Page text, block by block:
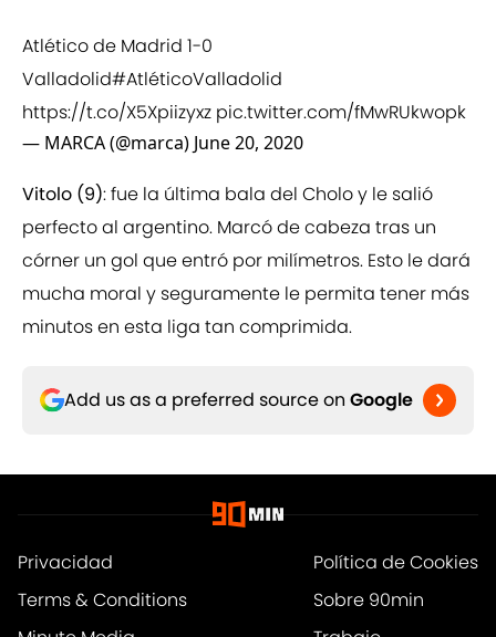
Atlético de Madrid 1-0
Valladolid#AtléticoValladolid
https://t.co/X5Xpiizyxz pic.twitter.com/fMwRUkwopk
— MARCA (@marca) June 20, 2020
Vitolo (9): fue la última bala del Cholo y le salió
perfecto al argentino. Marcó de cabeza tras un
córner un gol que entró por milímetros. Esto le dará
mucha moral y seguramente le permita tener más
minutos en esta liga tan comprimida.
Add us as a preferred source on Google
Privacidad
Política de Cookies
Terms & Conditions
Sobre 90min